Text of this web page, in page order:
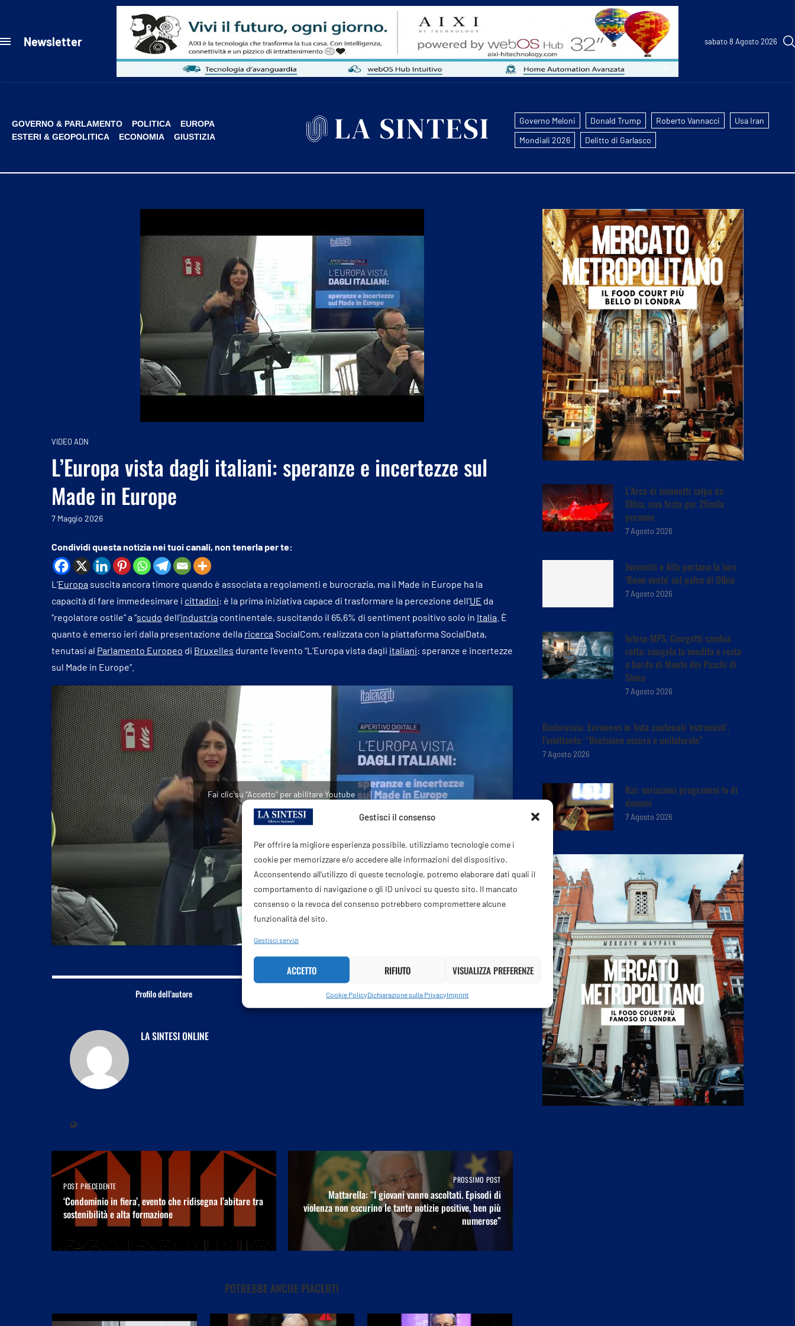
Gestisci il consenso
Per offrire la migliore esperienza possibile, utilizziamo tecnologie come i
cookie per memorizzare e/o accedere alle informazioni del dispositivo.
Acconsentendo all'utilizzo di queste tecnologie, potremo elaborare dati quali il
comportamento di navigazione o gli ID univoci su questo sito. Il mancato
consenso o la revoca del consenso potrebbero compromettere alcune
funzionalità del sito.
Gestisci servizi
ACCETTO RIFIUTO VISUALIZZA PREFERENZE
Cookie PolicyDichiarazione sulla PrivacyImprint
Newsletter sabato 8 Agosto 2026
GOVERNO & PARLAMENTO POLITICA
EUROPA
ESTERI & GEOPOLITICA
ECONOMIA GIUSTIZIA
Governo Meloni Donald Trump Roberto Vannacci
Usa Iran
Mondiali 2026
Delitto di Garlasco
VIDEO ADN
L’Europa vista dagli italiani: speranze e incertezze sul
Made in Europe
7 Maggio 2026
Condividi questa notizia nei tuoi canali, non tenerla per te:
L’Europa suscita ancora timore quando è associata a regolamenti e burocrazia, ma il Made in Europe ha la
capacità di fare immedesimare i cittadini: è la prima iniziativa capace di trasformare la percezione dell’UE da
“regolatore ostile” a “scudo dell’industria continentale, suscitando il 65,6% di sentiment positivo solo in Italia . È
quanto è emerso ieri dalla presentazione della ricercaSocialCom, realizzata con la piattaforma SocialData,
tenutasi al Parlamento Europeo di Bruxelles durante l’evento “L’Europa vista dagli italiani: speranze e incertezze
sul Made in Europe”.
Fai clic su "Accetto" per abilitare Youtube
Cookie Policy
Profilo dell'autore Post dell'autore
LA SINTESI ONLINE
POST PRECEDENTE
‘Condominio in fiera’, evento che ridisegna l’abitare tra
sostenibilità e alta formazione
PROSSIMO POST
Mattarella: “I giovani vanno ascoltati. Episodi di
violenza non oscurino le tante notizie positive, ben più
numerose”
POTREBBE ANCHE PIACERTI
L’Arca di Jovanotti salpa da
Olbia, una festa per 25mila
persone
7 Agosto 2026
Jovanotti e Alfa portano la loro
‘Buon vento’ sul palco di Olbia
7 Agosto 2026
Intesa-MPS, Giorgetti cambia
rotta: congela la vendita e resta
a bordo di Monte dei Paschi di
Siena
7 Agosto 2026
Bielorussia: Euronews in lista contenuti ‘estremisti’,
l’emittente: “Decisione oscura e unilaterale”
7 Agosto 2026
Rai: variazioni programmi tv di
domani
7 Agosto 2026